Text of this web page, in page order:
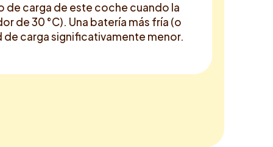
de carga de este coche cuando la
de 30 °C). Una batería más fría (o
de carga significativamente menor.